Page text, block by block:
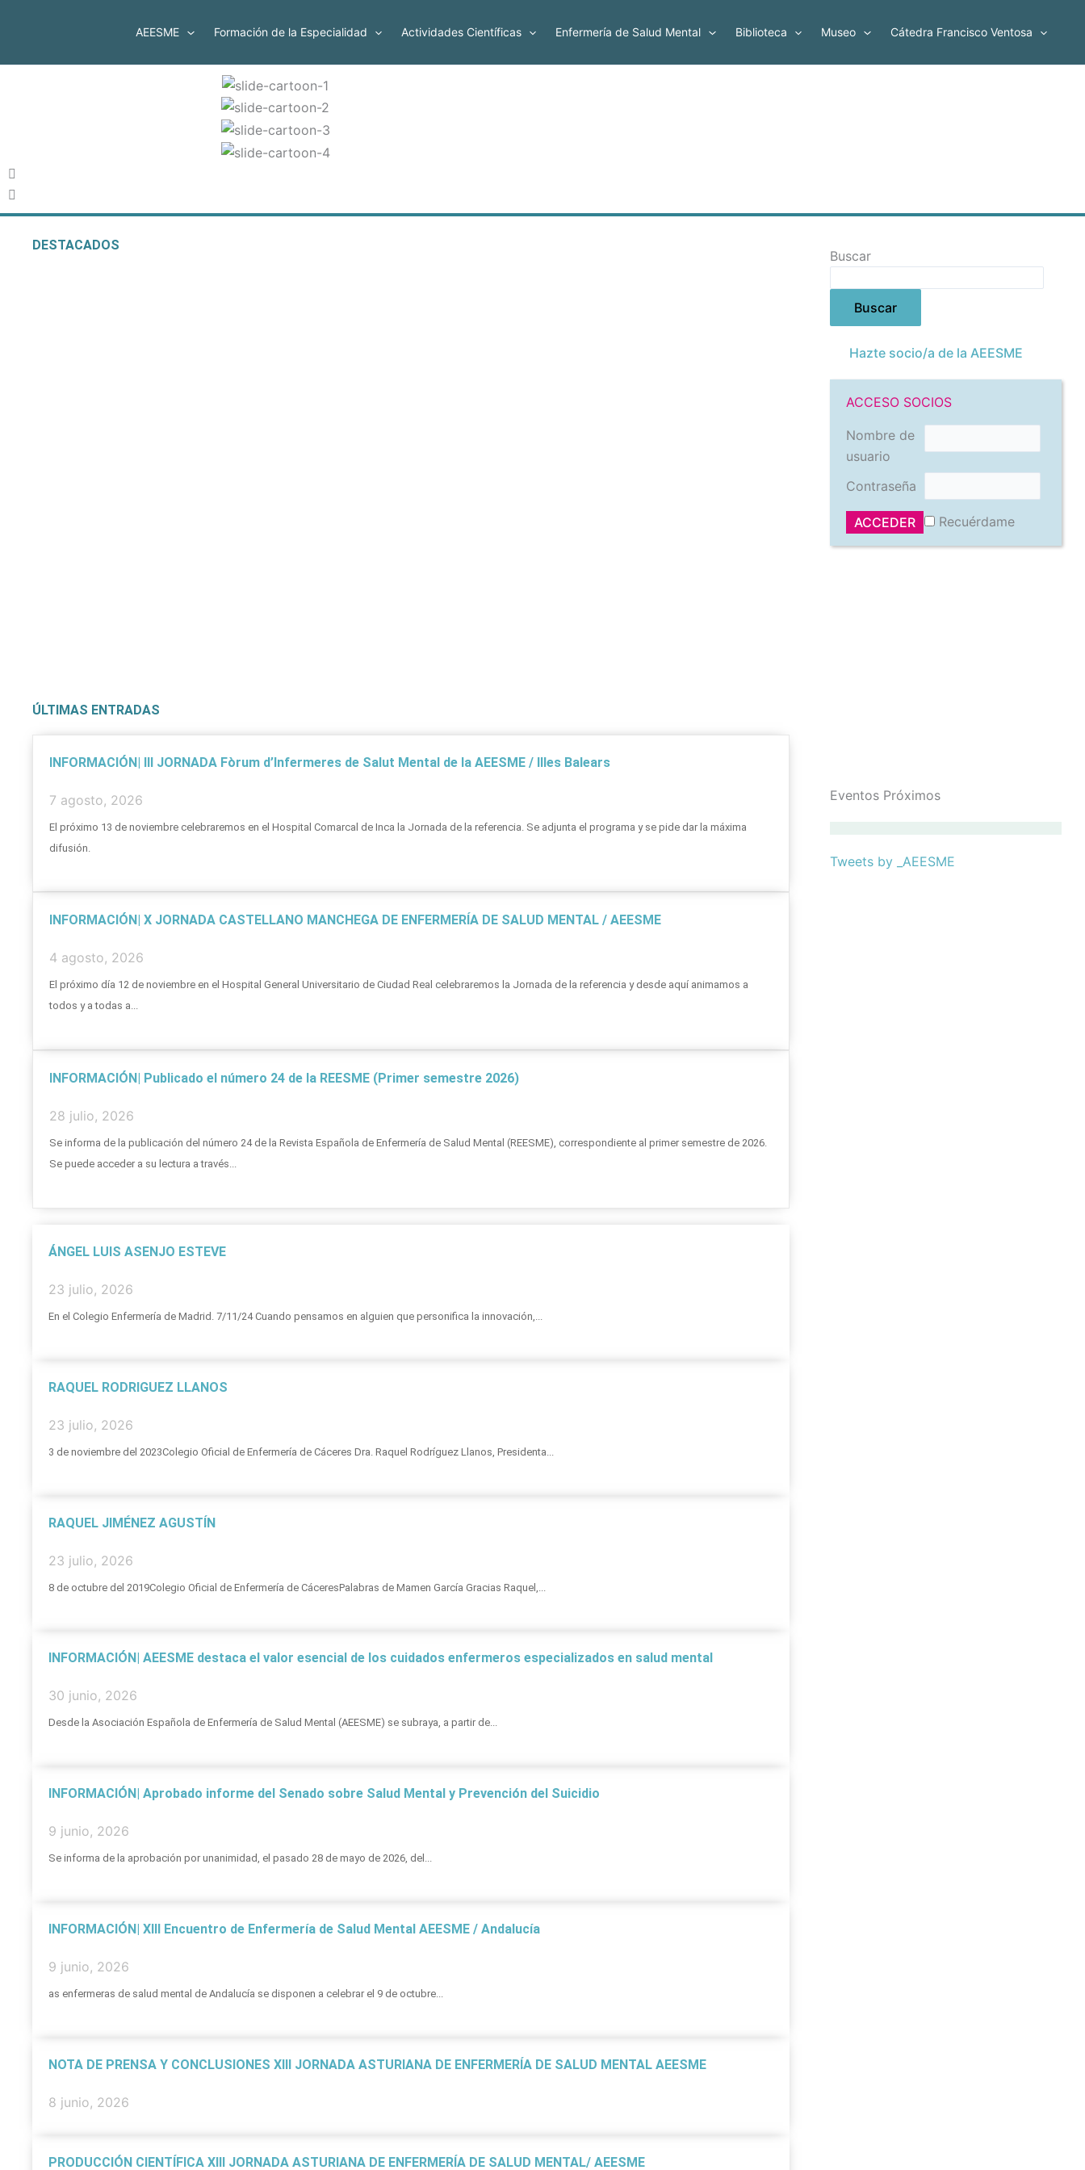
AEESME Formación de la Especialidad Actividades Científicas Enfermería de Salud Mental Biblioteca Museo Cátedra Francisco Ventosa
DESTACADOS
ÚLTIMAS ENTRADAS
INFORMACIÓN| III JORNADA Fòrum d’Infermeres de Salut Mental de la AEESME / Illes Balears
7 agosto, 2026
El próximo 13 de noviembre celebraremos en el Hospital Comarcal de Inca la Jornada de la referencia. Se adjunta el programa y se pide dar la máxima
difusión.
INFORMACIÓN| X JORNADA CASTELLANO MANCHEGA DE ENFERMERÍA DE SALUD MENTAL / AEESME
4 agosto, 2026
El próximo día 12 de noviembre en el Hospital General Universitario de Ciudad Real celebraremos la Jornada de la referencia y desde aquí animamos a
todos y a todas a...
INFORMACIÓN| Publicado el número 24 de la REESME (Primer semestre 2026)
28 julio, 2026
Se informa de la publicación del número 24 de la Revista Española de Enfermería de Salud Mental (REESME), correspondiente al primer semestre de 2026.
Se puede acceder a su lectura a través...
ÁNGEL LUIS ASENJO ESTEVE
23 julio, 2026
En el Colegio Enfermería de Madrid. 7/11/24 Cuando pensamos en alguien que personifica la innovación,...
RAQUEL RODRIGUEZ LLANOS
23 julio, 2026
3 de noviembre del 2023Colegio Oficial de Enfermería de Cáceres Dra. Raquel Rodríguez Llanos, Presidenta...
RAQUEL JIMÉNEZ AGUSTÍN
23 julio, 2026
8 de octubre del 2019Colegio Oficial de Enfermería de CáceresPalabras de Mamen García Gracias Raquel,...
INFORMACIÓN| AEESME destaca el valor esencial de los cuidados enfermeros especializados en salud mental
30 junio, 2026
Desde la Asociación Española de Enfermería de Salud Mental (AEESME) se subraya, a partir de...
INFORMACIÓN| Aprobado informe del Senado sobre Salud Mental y Prevención del Suicidio
9 junio, 2026
Se informa de la aprobación por unanimidad, el pasado 28 de mayo de 2026, del...
INFORMACIÓN| XIII Encuentro de Enfermería de Salud Mental AEESME / Andalucía
9 junio, 2026
as enfermeras de salud mental de Andalucía se disponen a celebrar el 9 de octubre...
NOTA DE PRENSA Y CONCLUSIONES XIII JORNADA ASTURIANA DE ENFERMERÍA DE SALUD MENTAL AEESME
8 junio, 2026
PRODUCCIÓN CIENTÍFICA XIII JORNADA ASTURIANA DE ENFERMERÍA DE SALUD MENTAL/ AEESME
Buscar
Buscar
Hazte socio/a de la AEESME
ACCESO SOCIOS
Nombre de
usuario
Contraseña
Recuérdame
Eventos Próximos
Tweets by _AEESME